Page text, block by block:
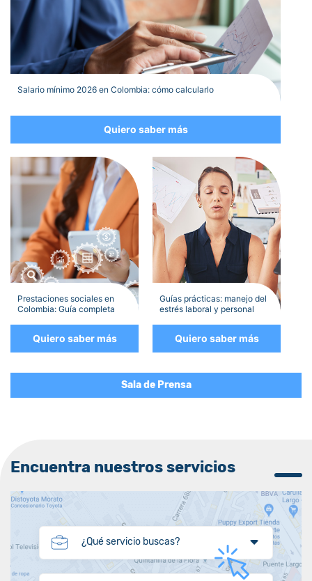
Salario mínimo 2026 en Colombia: cómo calcularlo
Quiero saber más
Prestaciones sociales en
Colombia: Guía completa
Quiero saber más
Guías prácticas: manejo del
estrés laboral y personal
Quiero saber más
Sala de Prensa
Encuentra nuestros servicios
¿Qué servicio buscas?